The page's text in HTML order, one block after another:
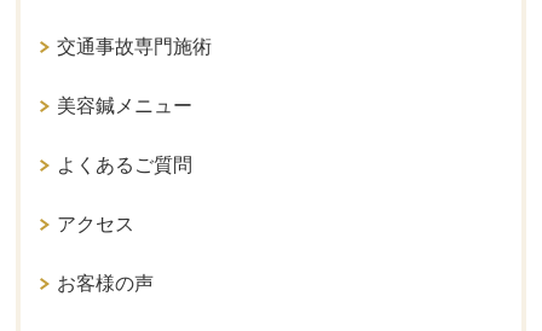
交通事故専門施術
美容鍼メニュー
よくあるご質問
アクセス
お客様の声